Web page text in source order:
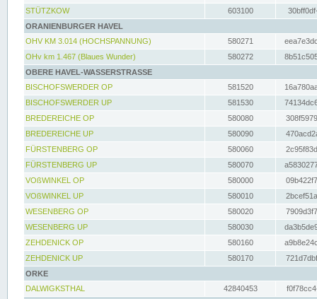
STÜTZKOW
603100
ORANIENBURGER HAVEL
OHV KM 3.014 (HOCHSPANNUNG)
580271
OHv km 1.467 (Blaues Wunder)
580272
OBERE HAVEL-WASSERSTRASSE
BISCHOFSWERDER OP
581520
BISCHOFSWERDER UP
581530
BREDEREICHE OP
580080
BREDEREICHE UP
580090
FÜRSTENBERG OP
580060
FÜRSTENBERG UP
580070
VOßWINKEL OP
580000
VOßWINKEL UP
580010
WESENBERG OP
580020
WESENBERG UP
580030
ZEHDENICK OP
580160
ZEHDENICK UP
580170
ORKE
DALWIGKSTHAL
42840453